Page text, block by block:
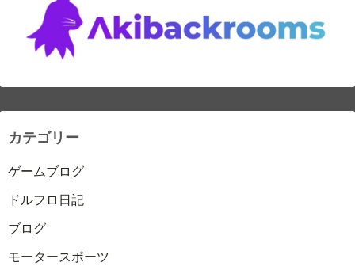
カテゴリー
ゲームブログ
ドルフロ日記
ブログ
モータースポーツ